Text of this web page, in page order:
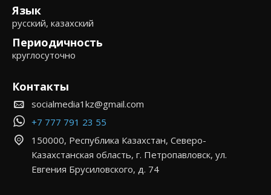
Язык
русский, казахский
Периодичность
круглосуточно
Контакты
socialmedia1kz@gmail.com
+7 777 791 23 55
150000, Республика Казахстан, Северо-
Казахстанская область, г. Петропавловск, ул.
Евгения Брусиловского, д. 74